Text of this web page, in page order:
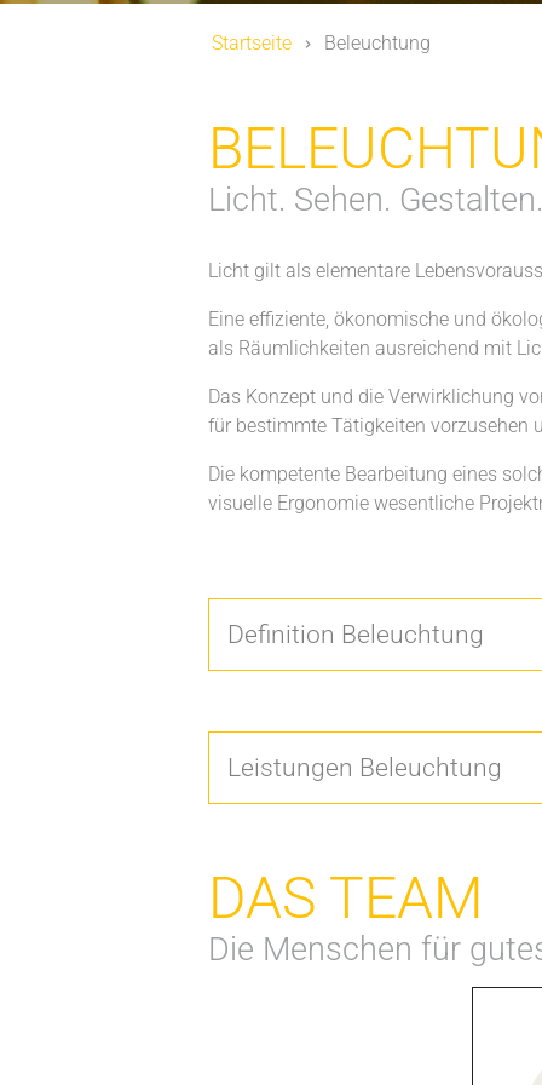
Startseite Beleuchtung
Licht. Sehen. Gestalten.
Licht gilt als elementare
Eine effiziente, ökonomische und
als Räumlichkeiten ausreichend mit
Das Konzept und die Verwirklichung
für bestimmte Tätigkeiten vorzusehen
Die kompetente Bearbeitung eines
visuelle Ergonomie wesentliche
Definition Beleuchtung
Leistungen Beleuchtung
DAS TEAM
Die Menschen für